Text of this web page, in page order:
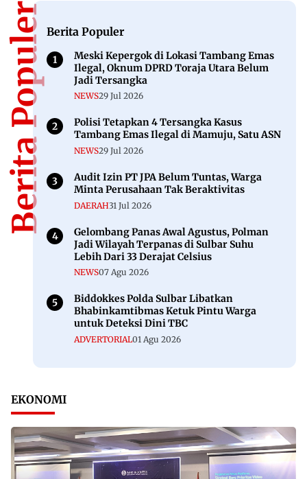
Berita PopulerBerita Populer
Meski Kepergok di Lokasi Tambang Emas
Ilegal, Oknum DPRD Toraja Utara Belum
Jadi Tersangka
NEWS29 Jul 2026
Polisi Tetapkan 4 Tersangka Kasus
Tambang Emas Ilegal di Mamuju, Satu ASN
NEWS29 Jul 2026
Audit Izin PT JPA Belum Tuntas, Warga
Minta Perusahaan Tak Beraktivitas
DAERAH31 Jul 2026
Gelombang Panas Awal Agustus, Polman
Jadi Wilayah Terpanas di Sulbar Suhu
Lebih Dari 33 Derajat Celsius
NEWS07 Agu 2026
Biddokkes Polda Sulbar Libatkan
Bhabinkamtibmas Ketuk Pintu Warga
untuk Deteksi Dini TBC
ADVERTORIAL01 Agu 2026
EKONOMI